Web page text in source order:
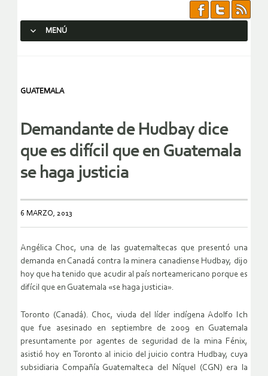
MENÚ
GUATEMALA
Demandante de Hudbay dice
que es difícil que en Guatemala
se haga justicia
6 MARZO, 2013
Angélica Choc, una de las guatemaltecas que presentó una
demanda en Canadá contra la minera canadiense Hudbay, dijo
hoy que ha tenido que acudir al país norteamericano porque es
difícil que en Guatemala «se haga justicia».
Toronto (Canadá). Choc, viuda del líder indígena Adolfo Ich
que fue asesinado en septiembre de 2009 en Guatemala
presuntamente por agentes de seguridad de la mina Fénix,
asistió hoy en Toronto al inicio del juicio contra Hudbay, cuya
subsidiaria Compañía Guatemalteca del Níquel (CGN) era la